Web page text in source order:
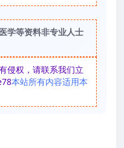
学等资料非专业人士
侵权，请联系我们立
本站所有内容适用本